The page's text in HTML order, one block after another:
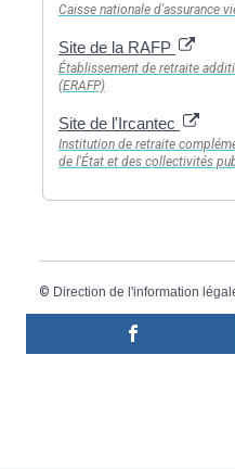
Caisse nationale d'assurance
Site de la RAFP
Établissement de retraite
(ERAFP)
Site de l'Ircantec
Institution de retraite
de l'État et des collectivités
© Direction de l'information